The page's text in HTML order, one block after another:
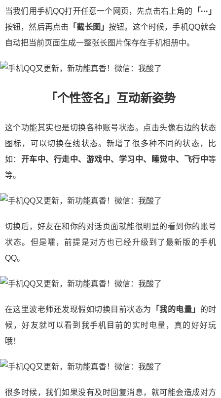
当我们用手机QQ打开任意一个网页，先点击右上角的 「···」
按钮，然后再点击 「截长图」按钮。这个时候，手机QQ就会
自动把当前页面生成一整张长图片保存在手机相册中。
「个性签名」互动新姿势
这个功能其实也是切换各种账号状态。点击头像右边的状态
图标，可以切换在线状态。新增了很多种不同的状态，比
如： 开车中、行走中、游戏中、学习中、睡觉中、飞行中等
等。
切换后，好友在和你的对话页面就能很明显的看到你的账号
状态。但是嚯，前提是对方也已经升级到了最新版的手机
QQ。
在这里波老师还发现假如切换目前状态为 「我的电量」 的时
候，好友就可以看到我手机目前的实时电量，真的好好玩
哦！
很多时候，我们如果没有及时回复消息，就可能会造成对方